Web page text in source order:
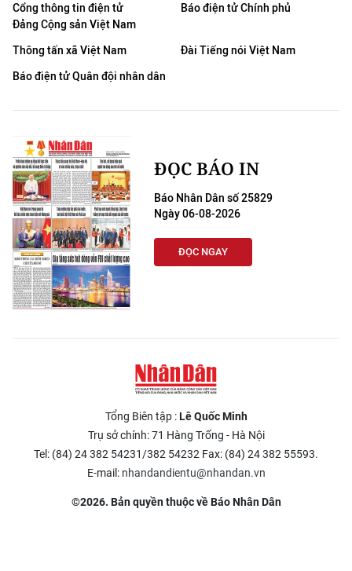
Cổng thông tin điện tử
Đảng Cộng sản Việt Nam
Báo điện tử Chính phủ
Thông tấn xã Việt Nam
Đài Tiếng nói Việt Nam
Báo điện tử Quân đội nhân dân
ĐỌC BÁO IN
Báo Nhân Dân số 25829
Ngày 06-08-2026
ĐỌC NGAY
Tổng Biên tập :Lê Quốc Minh
Trụ sở chính: 71 Hàng Trống - Hà Nội
Tel: (84) 24 382 54231/382 54232 Fax: (84) 24 382 55593.
E-mail: nhandandientu@nhandan.vn
©2026. Bản quyền thuộc về Báo Nhân Dân